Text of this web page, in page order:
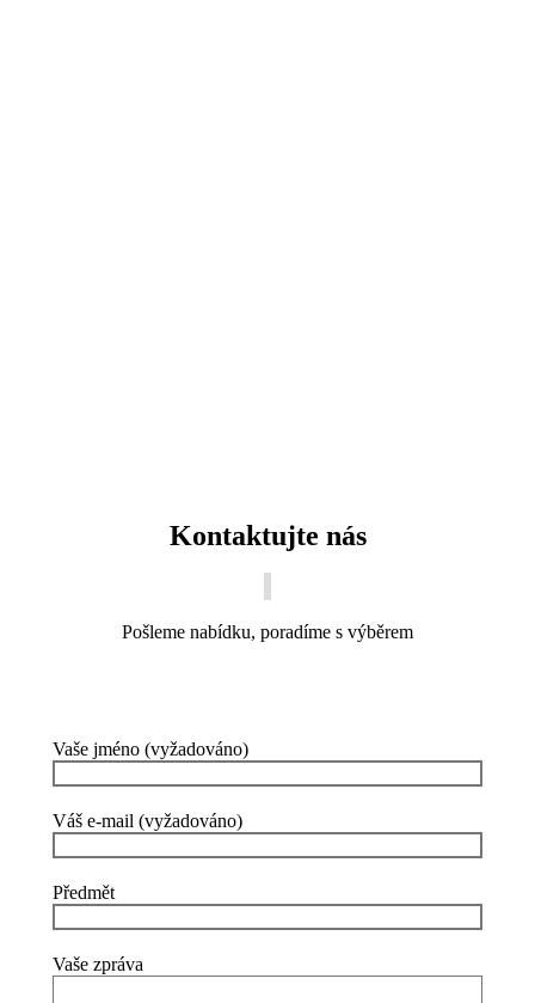
Kontaktujte nás
Pošleme nabídku, poradíme s výběrem
Vaše jméno (vyžadováno)
Váš e-mail (vyžadováno)
Předmět
Vaše zpráva